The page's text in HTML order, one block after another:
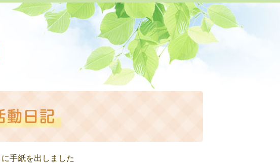
手紙を出しました